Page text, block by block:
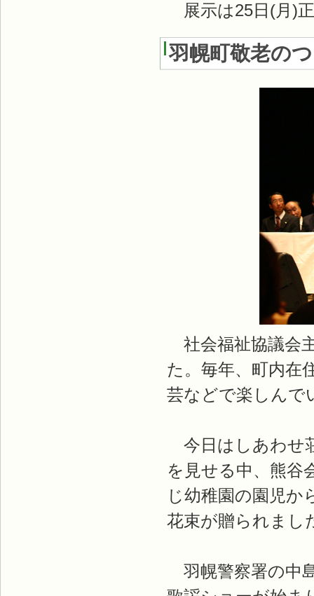
展示は25日(月)
羽幌町敬老の
社会福祉協議会
た。毎年、町内在
芸などで楽しんで
今日はしあわせ
を見せる中、熊谷
じ幼稚園の園児か
花束が贈られまし
羽幌警察署の中